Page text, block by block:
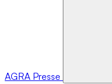
AGRA Presse